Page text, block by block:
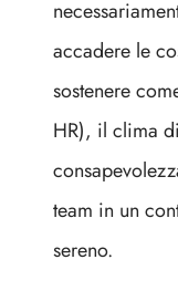
accadere le
sostenere
HR), il clima
team in un
sereno.